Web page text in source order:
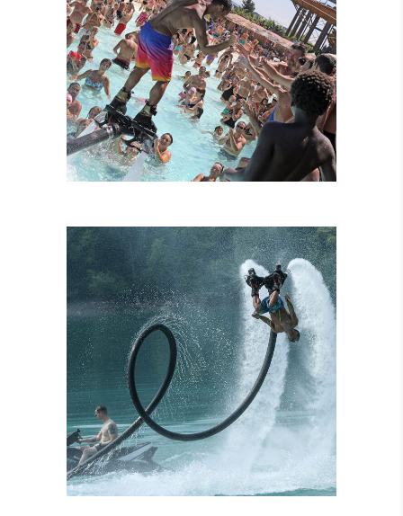
FLYBOARD
TANDEM
ATTRAZIONI
COMBINATE